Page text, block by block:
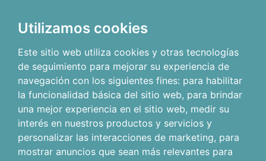
Utilizamos cookies
Este sitio web utiliza cookies y otras tecnologías
de seguimiento para mejorar su experiencia de
navegación con los siguientes fines: para habilitar
la funcionalidad básica del sitio web, para brindar
una mejor experiencia en el sitio web, medir su
interés en nuestros productos y servicios y
personalizar las interacciones de marketing, para
mostrar anuncios que sean más relevantes para